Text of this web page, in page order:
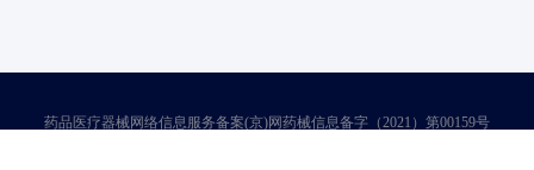
药品医疗器械网络信息服务备案(京)网药械信息备字（2021）第00159号